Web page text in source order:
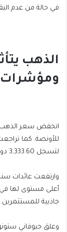
في حالة من عدم
الذهب
لتسجل 3,333.60 دولار.
أعلى مستوى لها في
جاذبية للمستثمرين.